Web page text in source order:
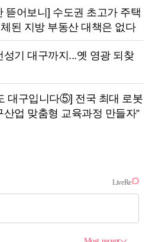
뜯어보니] 수도권 초고가 주택
된 지방 부동산 대책은 없다
성기 대구까지...옛 영광 되찾
대구입니다⑤] 전국 최대 로봇
업 맞춤형 교육과정 만들자”